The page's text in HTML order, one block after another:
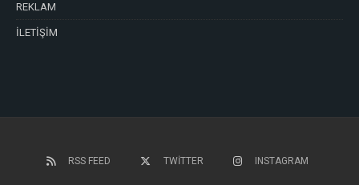
REKLAM
İLETİŞİM
RSS FEED TWITTER INSTAGRAM